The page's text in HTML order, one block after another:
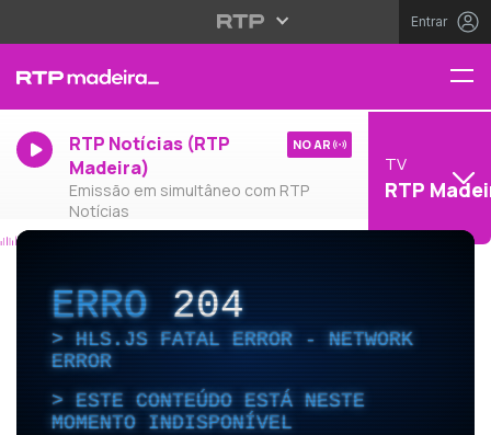
Entrar
RTP Notícias (RTP
Madeira)
Emissão em simultâneo com RTP
Notícias
NO AR
TV
RTP
ERRO204
HLS.JS FATAL ERROR - NETWORK
ERROR
ESTE CONTEÚDO ESTÁ NESTE
MOMENTO INDISPONÍVEL